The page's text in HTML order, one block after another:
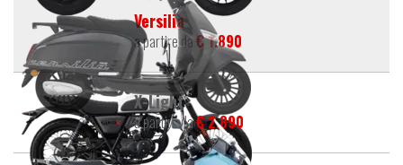
Versilia
a partire da€ 1.890
X-Light
a partire da€ 2.890